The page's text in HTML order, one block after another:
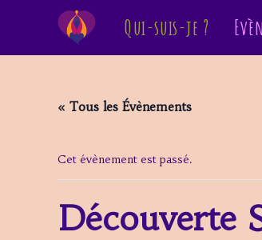
Qui-suis-je ?
« Tous les Évènements
Cet évènement est passé.
Découverte